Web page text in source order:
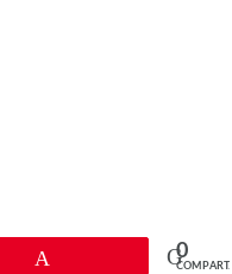
0
COMPART.